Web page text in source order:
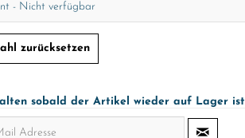
zurücksetzen
sobald der Artikel wieder auf Lager ist